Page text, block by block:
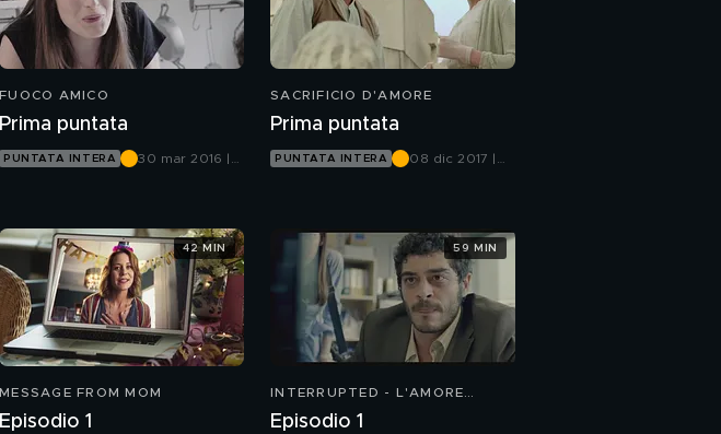
FUOCO AMICO
Prima puntata
PUNTATA INTERA
30 mar 2016 |
SACRIFICIO D'AMORE
Prima puntata
PUNTATA INTERA
08 dic 2017 |
MESSAGE FROM MOM
Episodio 1
42 MIN
INTERRUPTED - L'AMORE
Episodio 1
59 MIN